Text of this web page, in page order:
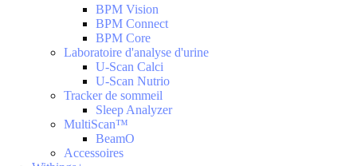
BPM Vision
BPM Connect
BPM Core
Laboratoire d'analyse d'urine
U-Scan Calci
U-Scan Nutrio
Tracker de sommeil
Sleep Analyzer
MultiScan™
BeamO
Accessoires